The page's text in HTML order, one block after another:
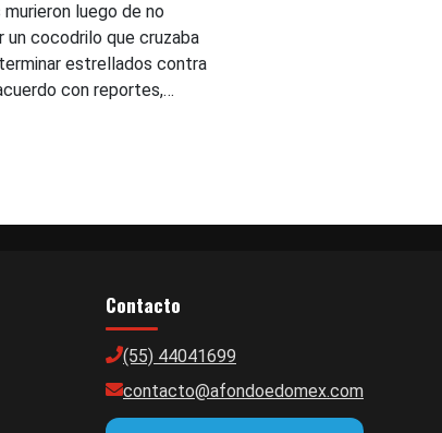
luego de no
un cocodrilo que cruzaba
estrellados contra
con reportes,…
Contacto
(55) 44041699
contacto@afondoedomex.com